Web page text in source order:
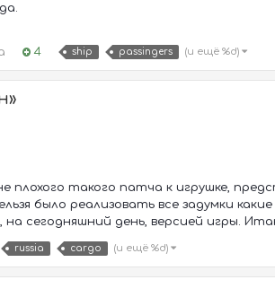
4 ship passingers (и ещё %d)
плохого такого патча к игрушке,
было реализовать все задумки
на сегодняшний день, версией игры.
russia cargo (и ещё %d)